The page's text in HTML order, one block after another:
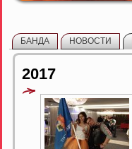
БАНДА НОВОСТИ
2017